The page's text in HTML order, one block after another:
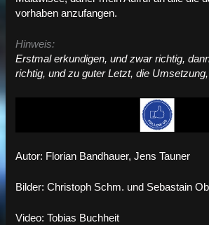
vorhaben anzufangen.
Hinweis:
Erstmal erkundigen, und zwar richtig,
richtig, und zu guter Letzt, die
Autor: Florian Bandhauer, Jens Tauner
Bilder: Christoph Schm. und Sebastain
Video: Tobias Buchheit